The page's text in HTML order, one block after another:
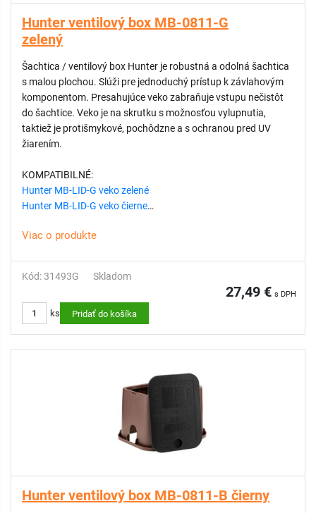
Hunter ventilový box MB-0811-G
zelený
Šachtica / ventilový box Hunter je robustná a odolná šachtica
s malou plochou. Slúži pre jednoduchý prístup k závlahovým
komponentom. Presahujúce veko zabraňuje vstupu nečistôt
do šachtice. Veko je na skrutku s možnosťou vylupnutia,
taktiež je protišmykové, pochôdzne a s ochranou pred UV
žiarením.
KOMPATIBILNÉ:
Hunter MB-LID-G veko zelené
Hunter MB-LID-G veko čierne
Jednoduchý prístup k podzemným riadiacim ventilom
Chráni kľúčové komponenty závlahy
Viac o produkte
Kód: 31493G Skladom
27,49 € s DPH
ks Pridať do košíka
Hunter ventilový box MB-0811-B čierny